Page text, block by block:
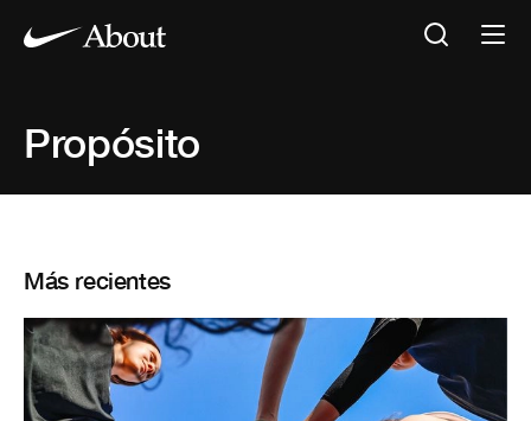
Propósito
Más recientes